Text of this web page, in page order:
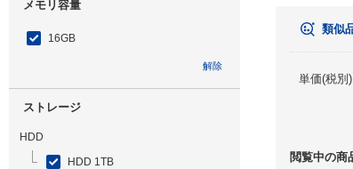
メモリ容量
16GB
解除
ストレージ
HDD
HDD 1TB
類似
単価(税別)
閲覧中の商